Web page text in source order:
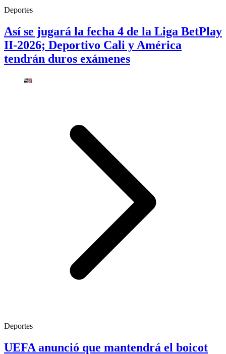
Deportes
Así se jugará la fecha 4 de la Liga BetPlay
II-2026; Deportivo Cali y América
tendrán duros exámenes
Deportes
UEFA anunció que mantendrá el boicot